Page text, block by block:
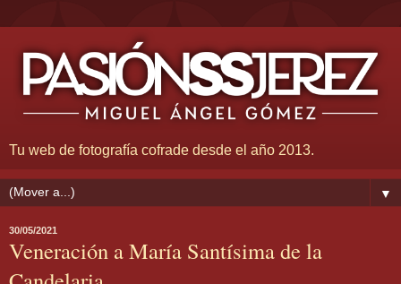
Tu web de fotografía cofrade desde el año 2013.
▼
30/05/2021
Veneración a María Santísima de la